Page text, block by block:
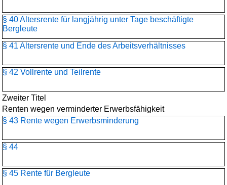
§ 40 Altersrente für langjährig unter Tage beschäftigte
Bergleute
§ 41 Altersrente und Ende des Arbeitsverhältnisses
§ 42 Vollrente und Teilrente
Zweiter Titel
Renten wegen verminderter Erwerbsfähigkeit
§ 43 Rente wegen Erwerbsminderung
§ 44
§ 45 Rente für Bergleute